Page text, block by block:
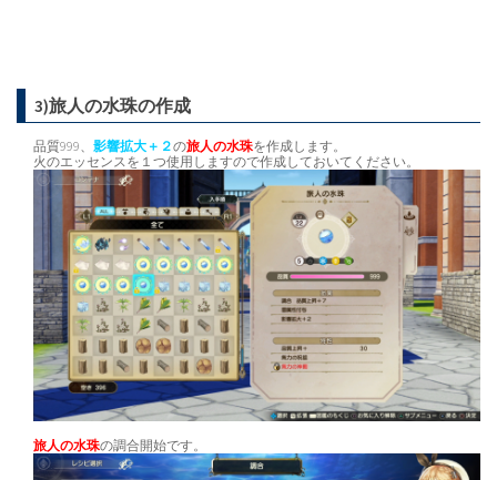
3)旅人の水珠の作成
品質999、 影響拡大＋２の旅人の水珠を作成します。
火のエッセンスを１つ使用しますので作成しておいてください。
旅人の水珠の調合開始です。